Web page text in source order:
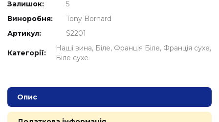
Залишок:
5
Виноробня:
Tony Bornard
Артикул:
S2201
Категорії:
Наші вина Біле Франція Біле Франція сухе
Біле сухе
Опис